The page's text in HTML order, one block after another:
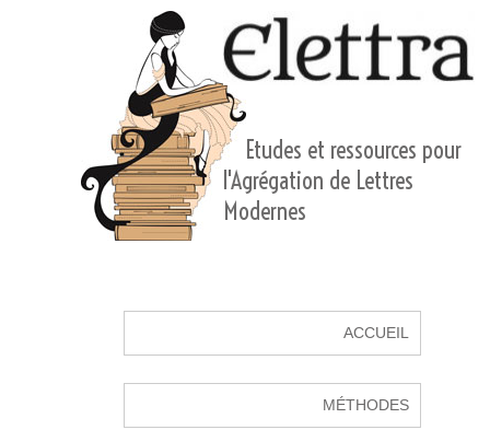
Etudes et ressources pour
l'Agrégation de Lettres
Modernes
ACCUEIL
MÉTHODES